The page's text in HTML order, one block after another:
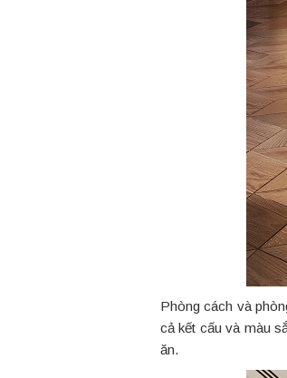
Phòng cách và
cả kết cấu và màu
ăn.